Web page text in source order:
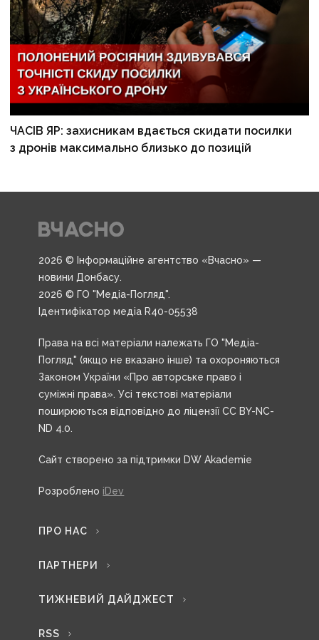
ЧАСІВ ЯР: захисникам вдається скидати посилки
з дронів максимально близько до позицій
2026 © Інформаційне агентство «Вчасно» —
новини Донбасу.
2026 © ГО "Медіа-Погляд".
Ідентифікатор медіа R40-05538
Права на всі матеріали належать ГО "Медіа-
Погляд" (якщо не вказано інше) та охороняються
Законом України «Про авторське право і
суміжні права». Усі текстові матеріали
поширюються відповідно до ліцензії CC BY-NC-
ND 4.0.
Сайт створено за підтримки DW Akademie
Розроблено iDev
ПРО НАС
ПАРТНЕРИ
ТИЖНЕВИЙ ДАЙДЖЕСТ
RSS